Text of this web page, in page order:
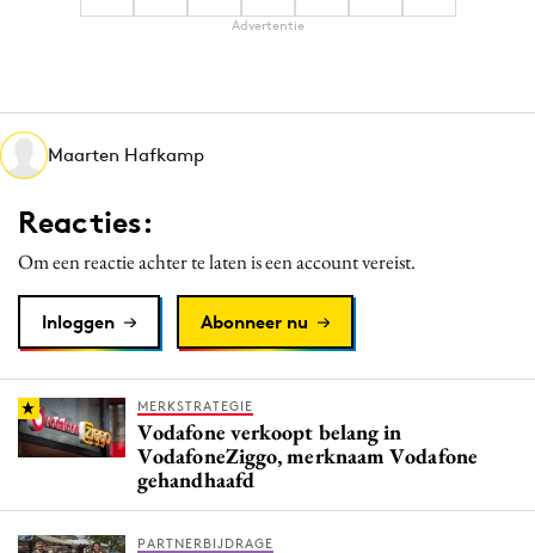
Gedragsverandering
Media
PR
Programmatic
Purpose Marketing
Reputatie & crisis
Advertentie
Maarten Hafkamp
Reacties:
Om een reactie achter te laten is een account vereist.
Inloggen Abonneer nu
MERKSTRATEGIE
Vodafone verkoopt belang in
VodafoneZiggo, merknaam Vodafone
gehandhaafd
PARTNERBIJDRAGE